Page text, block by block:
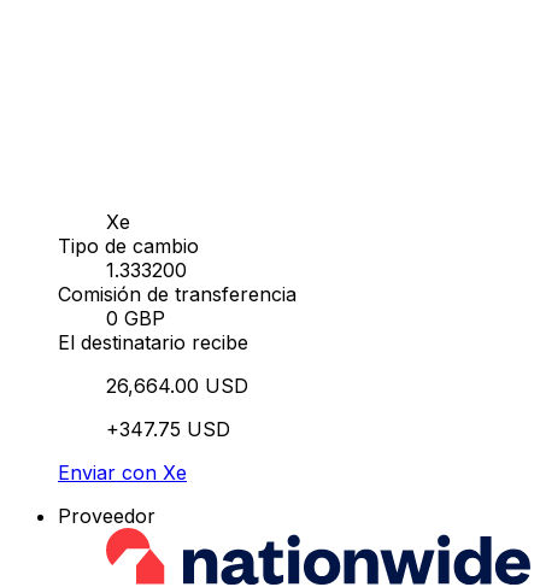
Xe
Tipo de cambio
1.333200
Comisión de transferencia
0 GBP
El destinatario recibe
26,664.00 USD
+347.75 USD
Enviar con Xe
Proveedor